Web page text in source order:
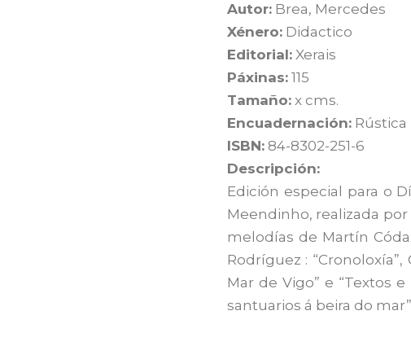
Autor:Brea, Mercedes
Xénero:Didactico
Editorial:Xerais
Páxinas:115
Tamaño:x cms.
Encuadernación:Rústica
ISBN:84-8302-251-6
Descripción:
Edición especial para o
Meendinho, realizada por
melodías de Martín
Rodríguez :
Mar de Vigo” e “Textos
santuarios á beira do